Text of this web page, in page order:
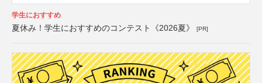
学生におすすめ
夏休み！学生におすすめのコンテスト《2026夏》 [PR]